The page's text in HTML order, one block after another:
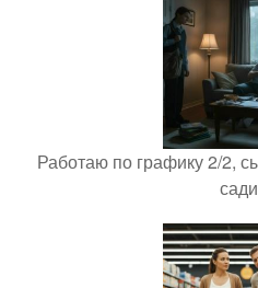
Работаю по графику 2/2,